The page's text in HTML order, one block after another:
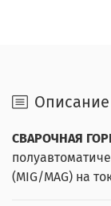
Описание
СВАРОЧНАЯ
(MIG/MAG) на